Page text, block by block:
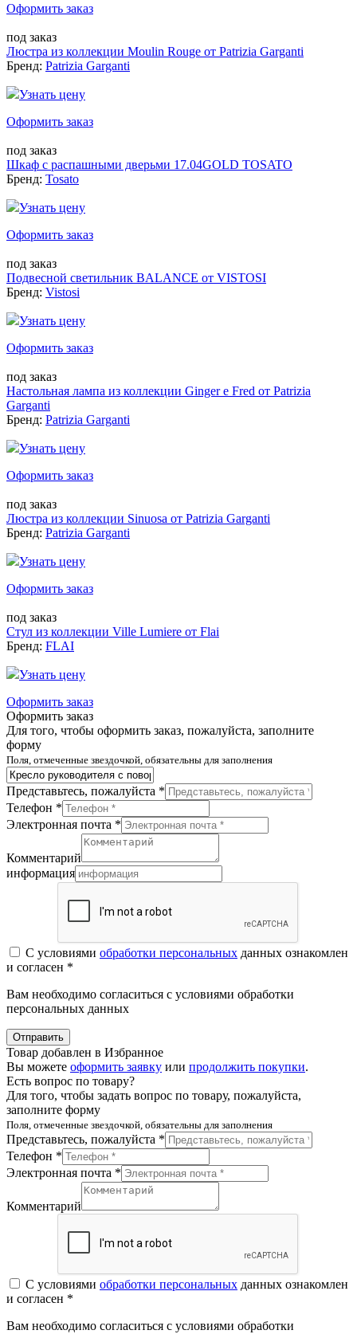
Оформить заказ
под заказ
Люстра из коллекции Moulin Rouge от Patrizia Garganti
Бренд: Patrizia Garganti
Узнать цену
Оформить заказ
под заказ
Шкаф с распашными дверьми 17.04GOLD TOSATO
Бренд: Tosato
Узнать цену
Оформить заказ
под заказ
Подвесной светильник BALANCE от VISTOSI
Бренд: Vistosi
Узнать цену
Оформить заказ
под заказ
Настольная лампа из коллекции Ginger e Fred от Patrizia
Garganti
Бренд: Patrizia Garganti
Узнать цену
Оформить заказ
под заказ
Люстра из коллекции Sinuosa от Patrizia Garganti
Бренд: Patrizia Garganti
Узнать цену
Оформить заказ
под заказ
Стул из коллекции Ville Lumiere от Flai
Бренд: FLAI
Узнать цену
Оформить заказ
Оформить заказ
Для того, чтобы оформить заказ, пожалуйста, заполните
форму
Поля, отмеченные звездочкой, обязательны для заполнения
Представьтесь, пожалуйста *
Телефон *
Электронная почта *
Комментарий
информация
С условиями обработки персональных данных ознакомлен
и согласен *
Вам необходимо согласиться с условиями обработки
персональных данных
Отправить
Товар добавлен в Избранное
Вы можете оформить заявку или продолжить покупки.
Есть вопрос по товару?
Для того, чтобы задать вопрос по товару, пожалуйста,
заполните форму
Поля, отмеченные звездочкой, обязательны для заполнения
Представьтесь, пожалуйста *
Телефон *
Электронная почта *
Комментарий
С условиями обработки персональных данных ознакомлен
и согласен *
Вам необходимо согласиться с условиями обработки